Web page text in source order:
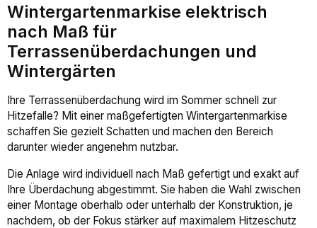
Wintergartenmarkise elektrisch
nach Maß für
Terrassenüberdachungen und
Wintergärten
Ihre Terrassenüberdachung wird im Sommer schnell zur
Hitzefalle? Mit einer maßgefertigten Wintergartenmarkise
schaffen Sie gezielt Schatten und machen den Bereich
darunter wieder angenehm nutzbar.
Die Anlage wird individuell nach Maß gefertigt und exakt auf
Ihre Überdachung abgestimmt. Sie haben die Wahl zwischen
einer Montage oberhalb oder unterhalb der Konstruktion, je
nachdem, ob der Fokus stärker auf maximalem Hitzeschutz